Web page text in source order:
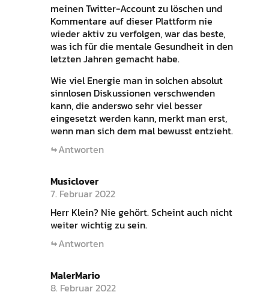
meinen Twitter-Account zu löschen und
Kommentare auf dieser Plattform nie
wieder aktiv zu verfolgen, war das beste,
was ich für die mentale Gesundheit in den
letzten Jahren gemacht habe.
Wie viel Energie man in solchen absolut
sinnlosen Diskussionen verschwenden
kann, die anderswo sehr viel besser
eingesetzt werden kann, merkt man erst,
wenn man sich dem mal bewusst entzieht.
Antworten
Musiclover
7. Februar 2022
Herr Klein? Nie gehört. Scheint auch nicht
weiter wichtig zu sein.
Antworten
MalerMario
8. Februar 2022